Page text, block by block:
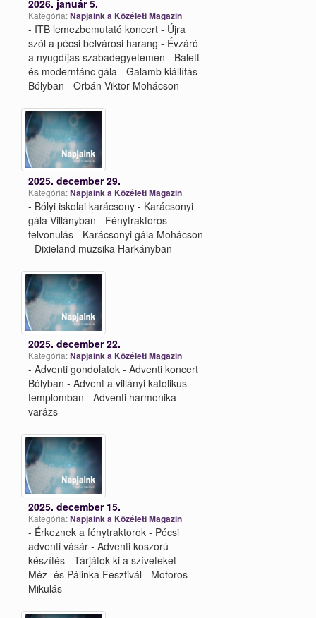
2026. január 5.
Kategória:Napjaink a Közéleti Magazin
- ITB lemezbemutató koncert - Újra
szól a pécsi belvárosi harang - Évzáró
a nyugdíjas szabadegyetemen - Balett
és moderntánc gála - Galamb kiállítás
Bólyban - Orbán Viktor Mohácson
2025. december 29.
Kategória:Napjaink a Közéleti Magazin
- Bólyi iskolai karácsony - Karácsonyi
gála Villányban - Fénytraktoros
felvonulás - Karácsonyi gála Mohácson
- Dixieland muzsika Harkányban
2025. december 22.
Kategória:Napjaink a Közéleti Magazin
- Adventi gondolatok - Adventi koncert
Bólyban - Advent a villányi katolikus
templomban - Adventi harmonika
varázs
2025. december 15.
Kategória:Napjaink a Közéleti Magazin
- Érkeznek a fénytraktorok - Pécsi
adventi vásár - Adventi koszorú
készítés - Tárjátok ki a szíveteket -
Méz- és Pálinka Fesztivál - Motoros
Mikulás